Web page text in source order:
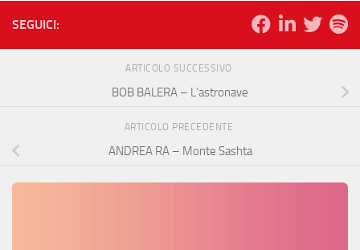
SEGUICI:
ARTICOLO SUCCESSIVO
BOB BALERA – L’astronave
ARTICOLO PRECEDENTE
ANDREA RA – Monte Sashta